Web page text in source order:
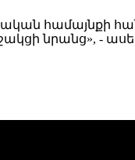
համայնքի
նրանց», - ասել